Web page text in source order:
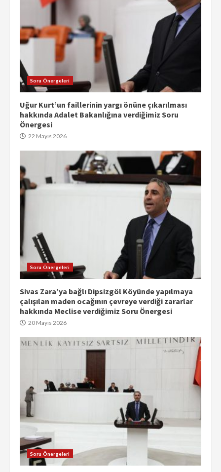
Soru Önergeleri
Uğur Kurt’un faillerinin yargı önüne çıkarılması
hakkında Adalet Bakanlığına verdiğimiz Soru
Önergesi
22 Mayıs 2026
Soru Önergeleri
Sivas Zara’ya bağlı Dipsizgöl Köyünde yapılmaya
çalışılan maden ocağının çevreye verdiği zararlar
hakkında Meclise verdiğimiz Soru Önergesi
20 Mayıs 2026
Soru Önergeleri